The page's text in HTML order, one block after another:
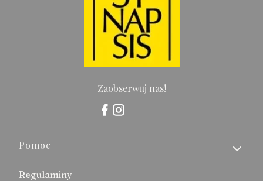
Zaobserwuj nas!
Linki w stopce
Pomoc
Regulaminy